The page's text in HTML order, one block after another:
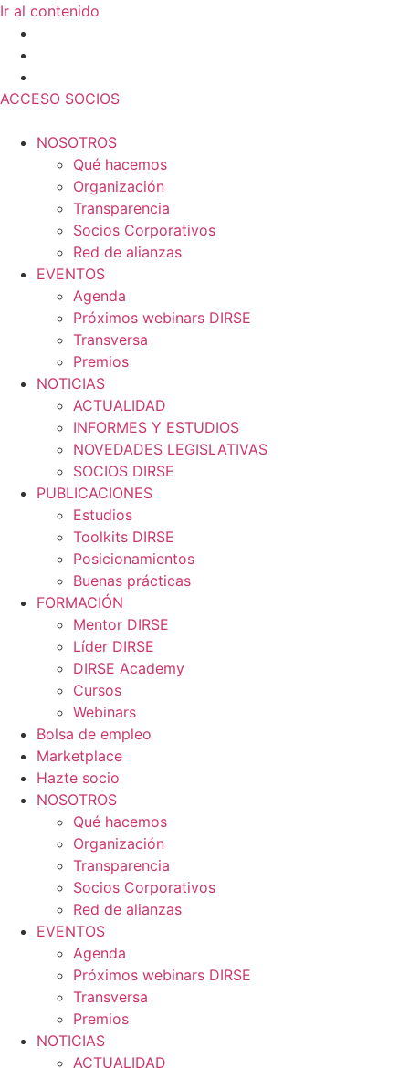
Ir al contenido
ACCESO SOCIOS
NOSOTROS
Qué hacemos
Organización
Transparencia
Socios Corporativos
Red de alianzas
EVENTOS
Agenda
Próximos webinars DIRSE
Transversa
Premios
NOTICIAS
ACTUALIDAD
INFORMES Y ESTUDIOS
NOVEDADES LEGISLATIVAS
SOCIOS DIRSE
PUBLICACIONES
Estudios
Toolkits DIRSE
Posicionamientos
Buenas prácticas
FORMACIÓN
Mentor DIRSE
Líder DIRSE
DIRSE Academy
Cursos
Webinars
Bolsa de empleo
Marketplace
Hazte socio
NOSOTROS
Qué hacemos
Organización
Transparencia
Socios Corporativos
Red de alianzas
EVENTOS
Agenda
Próximos webinars DIRSE
Transversa
Premios
NOTICIAS
ACTUALIDAD